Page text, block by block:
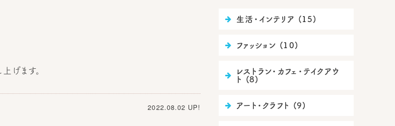
げます。
2022.08.02 UP!
 生活・インテリア (15)
 ファッション (10)

レストラン・カフェ・テイクアウ
ト (8)
 アート・クラフト (9)